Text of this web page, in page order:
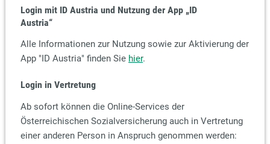
Login mit ID Austria und Nutzung der App „ID
Austria“
Alle Informationen zur Nutzung sowie zur Aktivierung der
App "ID Austria" finden Sie hier.
Login in Vertretung
Ab sofort können die Online-Services der
Österreichischen Sozialversicherung auch in Vertretung
einer anderen Person in Anspruch genommen werden: